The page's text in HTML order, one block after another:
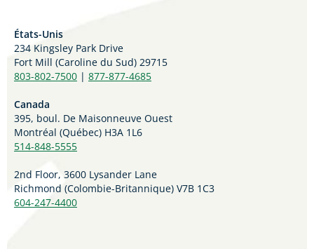
États-Unis
234 Kingsley Park Drive
Fort Mill (Caroline du Sud) 29715
803-802-7500 | 877-877-4685
Canada
395, boul. De Maisonneuve Ouest
Montréal (Québec) H3A 1L6
514-848-5555
2nd Floor, 3600 Lysander Lane
Richmond (Colombie-Britannique) V7B 1C3
604-247-4400